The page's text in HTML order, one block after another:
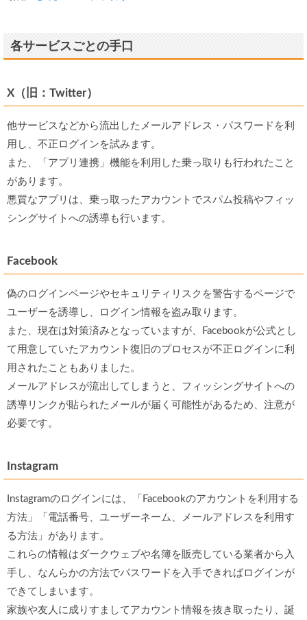
各サービスごとの手口
X（旧：Twitter）
他サービスなどから流出したメールアドレス・パスワードを利
用し、不正ログインを試みます。
また、「アプリ連携」機能を利用した乗っ取りも行われたこと
があります。
悪質なアプリは、乗っ取ったアカウントでスパム投稿やフィッ
シングサイトへの誘導も行います。
Facebook
偽のログインページやセキュリティリスクを警告するページで
ユーザーを誘導し、ログイン情報を盗み取ります。
また、現在は対策済みとなっていますが、Facebookが公式とし
て用意していたアカウント復旧のプロセスが不正ログインに利
用されたこともありました。
メールアドレスが流出してしまうと、フィッシングサイトへの
誘導リンクが貼られたメールが届く可能性があるため、注意が
必要です。
Instagram
Instagramのログインには、「Facebookのアカウントを利用する
方法」「電話番号、ユーザーネーム、メールアドレスを利用す
る方法」があります。
これらの情報はダークウェブや名簿を販売している業者から入
手し、なんらかの方法でパスワードを入手できればログインが
できてしまいます。
家族や友人に成りすましてアカウント情報を抜き取ったり、誕